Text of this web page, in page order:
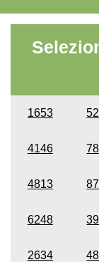
1653
4146
4813
6248
2634